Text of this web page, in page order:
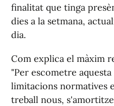
finalitat que tinga
dies a la setmana,
dia.
Com explica el màxim
"Per escometre
limitacions normatives
treball nous,